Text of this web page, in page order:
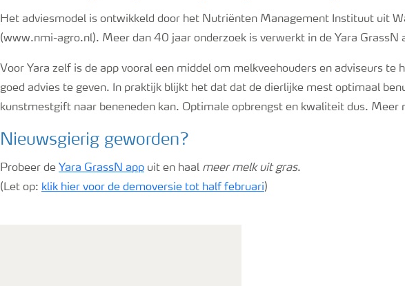
Het adviesmodel is ontwikkeld door het Nutriënten Management Instituut uit
(www.nmi-agro.nl). Meer dan 40 jaar onderzoek is verwerkt in de Yara GrassN
Voor Yara zelf is de app vooral een middel om melkveehouders en adviseurs te
goed advies te geven. In praktijk blijkt het dat dat de dierlijke mest optimaal
kunstmestgift naar beneneden kan. Optimale opbrengst en kwaliteit dus. Meer
Nieuwsgierig geworden?
Probeer de Yara GrassN app uit en haal meer melk uit gras.
(Let op: klik hier voor de demoversie tot half februari)